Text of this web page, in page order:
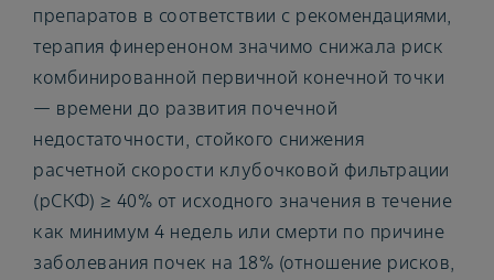
препаратов в соответствии с рекомендациями,
терапия финереноном значимо снижала риск
комбинированной первичной конечной точки
— времени до развития почечной
недостаточности, стойкого снижения
расчетной скорости клубочковой фильтрации
(рСКФ) ≥ 40% от исходного значения в течение
как минимум 4 недель или смерти по причине
заболевания почек на 18% (отношение рисков,